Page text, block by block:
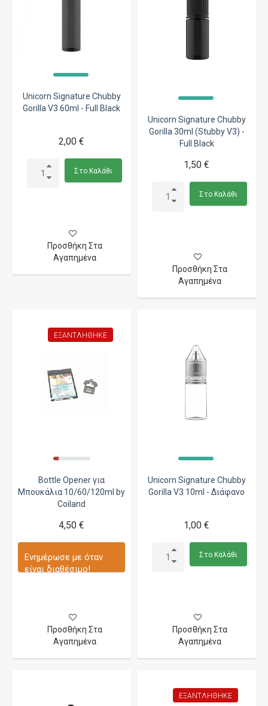
Unicorn Signature Chubby
Gorilla V3 60ml - Full Black
2,00 €
Στο Καλάθι
Προσθήκη Στα
Αγαπημένα
Unicorn Signature Chubby
Gorilla 30ml (Stubby V3) -
Full Black
1,50 €
Στο Καλάθι
Προσθήκη Στα
Αγαπημένα
ΕΞΑΝΤΛΉΘΗΚΕ
Bottle Opener για
Μπουκάλια 10/60/120ml by
Coiland
4,50 €
Ενημέρωσε με όταν
είναι διαθέσιμο!
Προσθήκη Στα
Αγαπημένα
Unicorn Signature Chubby
Gorilla V3 10ml - Διάφανο
1,00 €
Στο Καλάθι
Προσθήκη Στα
Αγαπημένα
ΕΞΑΝΤΛΉΘΗΚΕ